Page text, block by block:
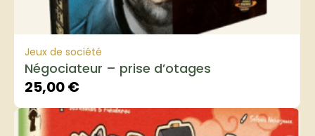
Jeux de société
Négociateur – prise d’otages
25,00€